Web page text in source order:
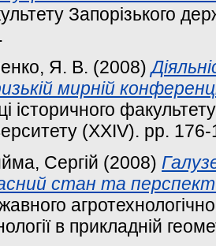
Запорізького
Я. В. (2008)
мирній
історичного
(XXIV). pp.
Сергій (2008)
стан та
в прикладній